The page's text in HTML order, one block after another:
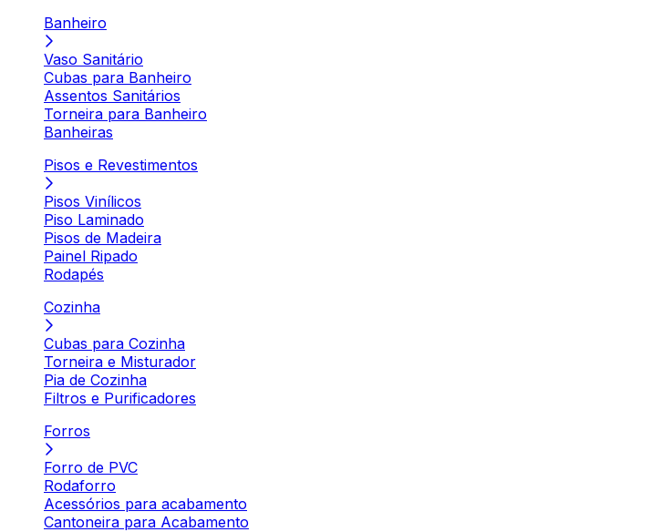
Banheiro
Vaso Sanitário
Cubas para Banheiro
Assentos Sanitários
Torneira para Banheiro
Banheiras
Pisos e Revestimentos
Pisos Vinílicos
Piso Laminado
Pisos de Madeira
Painel Ripado
Rodapés
Cozinha
Cubas para Cozinha
Torneira e Misturador
Pia de Cozinha
Filtros e Purificadores
Forros
Forro de PVC
Rodaforro
Acessórios para acabamento
Cantoneira para Acabamento